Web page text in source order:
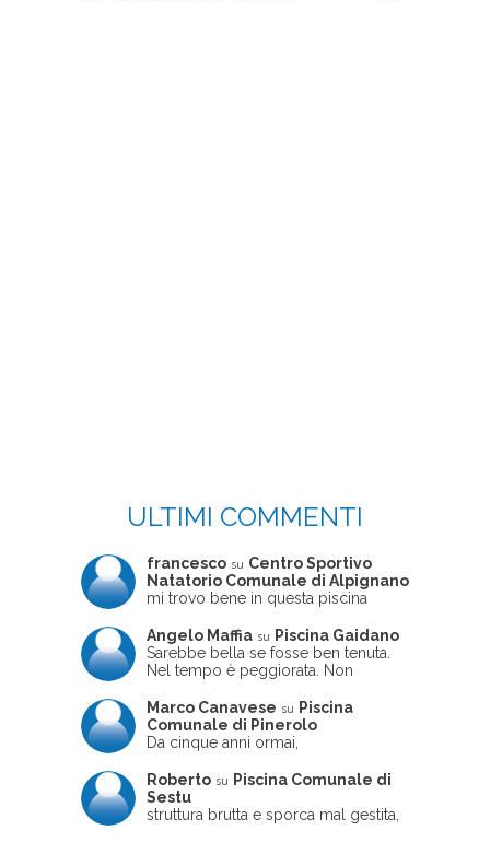
ULTIMI COMMENTI
francesco su Centro Sportivo
Natatorio Comunale di Alpignano
mi trovo bene in questa piscina
Angelo Maffia su
Piscina Gaidano
Sarebbe bella se fosse ben tenuta.
Nel tempo è peggiorata. Non
ne usciva insieme a me non ha
ritrovato le sue scarpe! Peccato
perché potrebbe essere un'ottima
frequentata non magnificamente
Marco Canavese su
Piscina
Comunale di Pinerolo
Da cinque anni ormai,
pomeriggio trascorro cinque-sei ore
in questa magnifica piscina con i miei
due figli che sono letteralmente
Roberto su
Piscina Comunale di
Sestu
struttura brutta e sporca mal gestita,